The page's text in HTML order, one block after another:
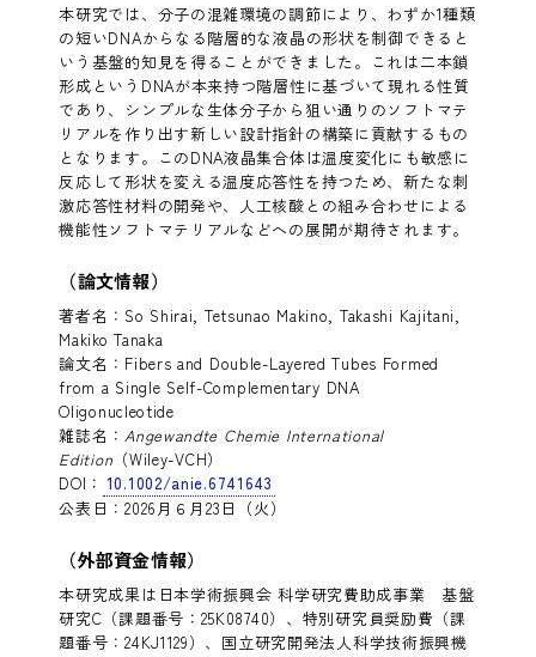
本研究では、分子の混雑環境の調節により、わずか1種類
の短いDNAからなる階層的な液晶の形状を制御できると
いう基盤的知見を得ることができました。これは二本鎖
形成というDNAが本来持つ階層性に基づいて現れる性質
であり、シンプルな生体分子から狙い通りのソフトマテ
リアルを作り出す新しい設計指針の構築に貢献するもの
となります。このDNA液晶集合体は温度変化にも敏感に
反応して形状を変える温度応答性を持つため、新たな刺
激応答性材料の開発や、人工核酸との組み合わせによる
機能性ソフトマテリアルなどへの展開が期待されます。
（論文情報）
著者名：So Shirai, Tetsunao Makino, Takashi Kajitani,
Makiko Tanaka
論文名：Fibers and Double-Layered Tubes Formed
from a Single Self-Complementary DNA
Oligonucleotide
雑誌名：Angewandte Chemie International
Edition （Wiley-VCH）
DOI： 10.1002/anie.6741643
公表日：2026月６月23日（火）
（外部資金情報）
本研究成果は日本学術振興会 科学研究費助成事業 基盤
研究C（課題番号：25K08740）、特別研究員奨励費（課
題番号：24KJ1129）、国立研究開発法人科学技術振興機